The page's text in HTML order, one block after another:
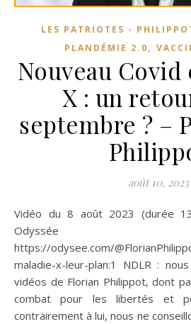
LES PATRIOTES -
PLANDÉMIE 2.0,
Nouveau Covid
X : un
septembre ? –
août 10, 2023
Vidéo du 8 août 2023 (durée 13 min) : Source vidéo
https://odysee.com/
maladie-x-leur-plan:1 NDLR :
vidéos de Florian Philippot, dont
combat pour les libertés et
contrairement à lui, nous ne